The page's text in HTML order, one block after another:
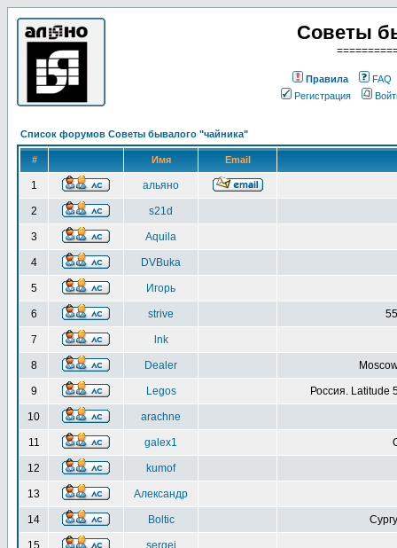
Советы
Правила
FAQ
Регистрация
Список форумов Советы бывалого "чайника"
# Имя Email
1 альяно
2 s21d
3 Aquila
4 DVBuka
5 Игорь
6 strive
7 lnk
8 Dealer
9 Legos Россия. Latitude
10 arachne
11 galex1
12 kumof
13 Александр
14 Boltic
15 sergei